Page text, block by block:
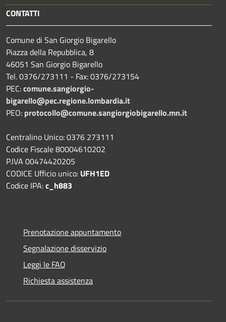
CONTATTI
Comune di San Giorgio Bigarello
Piazza della Repubblica, 8
46051 San Giorgio Bigarello
Tel. 0376/273111 - Fax: 0376/273154
PEC:comune.sangiorgio-
bigarello@pec.regione.lombardia.it
PEO: protocollo@comune.sangiorgiobigarello.mn.it
Centralino Unico: 0376 273111
Codice Fiscale 80004610202
P.IVA 00474420205
CODICE Ufficio unico: UFH1ED
Codice IPA:c_h883
Prenotazione appuntamento
Segnalazione disservizio
Leggi le FAQ
Richiesta assistenza